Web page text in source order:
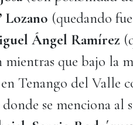
Lozano (quedando
Ángel Ramírez
mientras que bajo la
Tenango del Valle
se menciona